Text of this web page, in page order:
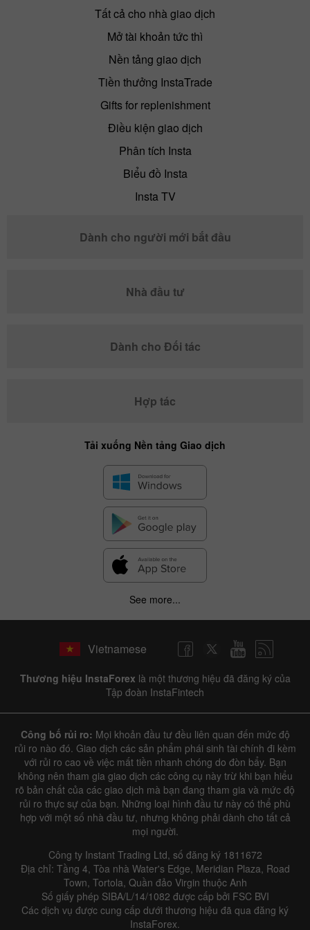
Tất cả cho nhà giao dịch
Mở tài khoản tức thì
Nền tảng giao dịch
Tiền thưởng InstaTrade
Gifts for replenishment
Điều kiện giao dịch
Phân tích Insta
Biểu đồ Insta
Insta TV
Dành cho người mới bắt đầu
Nhà đầu tư
Dành cho Đối tác
Hợp tác
Tải xuống Nền tảng Giao dịch
See more...
Vietnamese
Thương hiệu InstaForex là một thương hiệu đã đăng ký của
Tập đoàn InstaFintech
Công bố rủi ro: Mọi khoản đầu tư đều liên quan đến mức độ
rủi ro nào đó. Giao dịch các sản phẩm phái sinh tài chính đi kèm
với rủi ro cao về việc mất tiền nhanh chóng do đòn bẩy. Bạn
không nên tham gia giao dịch các công cụ này trừ khi bạn hiểu
rõ bản chất của các giao dịch mà bạn đang tham gia và mức độ
rủi ro thực sự của bạn. Những loại hình đầu tư này có thể phù
hợp với một số nhà đầu tư, nhưng không phải dành cho tất cả
mọi người.
Công ty Instant Trading Ltd, số đăng ký 1811672
Địa chỉ: Tầng 4, Tòa nhà Water's Edge, Meridian Plaza, Road
Town, Tortola, Quần đảo Virgin thuộc Anh
Số giấy phép SIBA/L/14/1082 được cấp bởi FSC BVI
Các dịch vụ được cung cấp dưới thương hiệu đã qua đăng ký
InstaForex.